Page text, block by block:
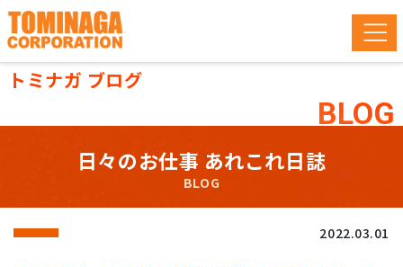
トミナガ ブログ
BLOG
日々のお仕事 あれこれ日誌
BLOG
2022.03.01